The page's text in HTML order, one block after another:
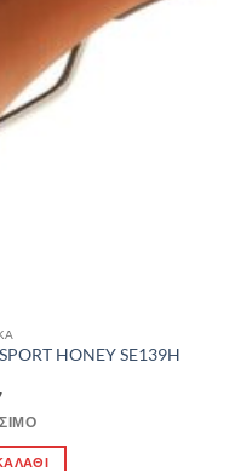
HONEY SE139H